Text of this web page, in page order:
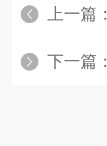
上一篇：
下一篇：